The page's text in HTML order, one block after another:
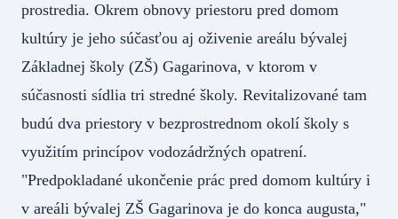
prostredia. Okrem obnovy priestoru pred domom
kultúry je jeho súčasťou aj oživenie areálu bývalej
Základnej školy (ZŠ) Gagarinova, v ktorom v
súčasnosti sídlia tri stredné školy. Revitalizované tam
budú dva priestory v bezprostrednom okolí školy s
využitím princípov vodozádržných opatrení.
"Predpokladané ukončenie prác pred domom kultúry i
v areáli bývalej ZŠ Gagarinova je do konca augusta,"